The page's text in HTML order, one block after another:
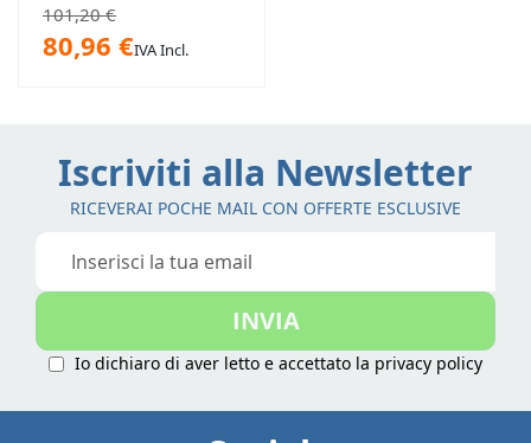
101,20 €
80,96 €IVA Incl.
Iscriviti alla Newsletter
RICEVERAI POCHE MAIL CON OFFERTE ESCLUSIVE
Iscriviti
nostra
INVIA
Io dichiaro di aver letto e accettato la privacy policy